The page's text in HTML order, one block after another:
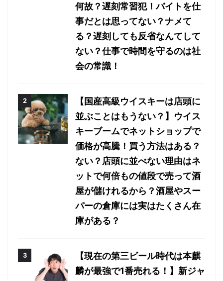
何故？遅刻常習犯！バイトを仕
事だとは思ってない？ナメて
る？遅刻しても反省なんてして
ない？仕事で時間を守るのは社
会の常識！
【国産高級ウイスキーは店頭に
並ぶことはもうない？】ウイス
キーブームでネットショップで
価格が高騰！買う方法はある？
ない？店頭に並べない理由はネ
ットで何倍もの値段で売って酒
屋が儲けれるから？酒屋やスー
パーの倉庫には実はたくさん在
庫がある？
【現在の第三ビール時代は本麒
麟が最強で1番売れる！】新ジャ